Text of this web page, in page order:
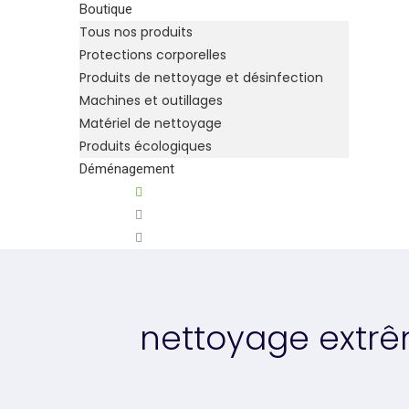
Boutique
Tous nos produits
Protections corporelles
Produits de nettoyage et désinfection
Machines et outillages
Matériel de nettoyage
Produits écologiques
Déménagement
nettoyage